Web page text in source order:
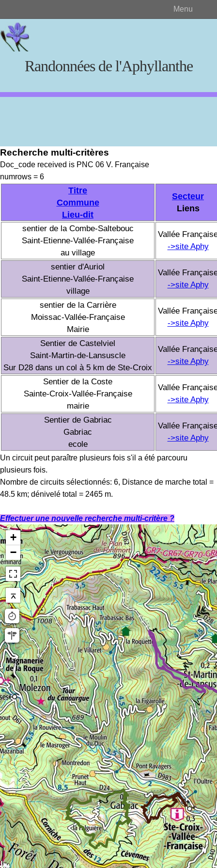
Randonnées de l'Aphyllanthe
Menu
Documents source
Recherche multi-critères
Doc_code received is PNC 06 V. Française
numrows = 6
Titre
Commune
Lieu-dit
Secteur
Liens
sentier de la Combe-Saltebouc
Saint-Etienne-Vallée-Française
au village
Vallée
->site Aphy
sentier d'Auriol
Saint-Etienne-Vallée-Française
village
Vallée
->site Aphy
sentier de la Carrière
Moissac-Vallée-Française
Mairie
Vallée
->site Aphy
Sentier de Castelviel
Saint-Martin-de-Lansuscle
Sur D28 dans un col à 5 km de Ste-Croix
Vallée
->site Aphy
Sentier de la Coste
Sainte-Croix-Vallée-Française
mairie
Vallée
->site Aphy
Sentier de Gabriac
Gabriac
ecole
Vallée
->site Aphy
Un circuit peut paraître plusieurs fois s'il a été parcouru
plusieurs fois.
Nombre de circuits sélectionnés: 6, Distance de marche total =
48.5 km; dénivelé total = 2465 m.
Effectuer une nouvelle recherche multi-critère ?
+
−
⌅